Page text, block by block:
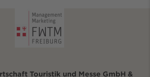
Touristik und Messe GmbH &